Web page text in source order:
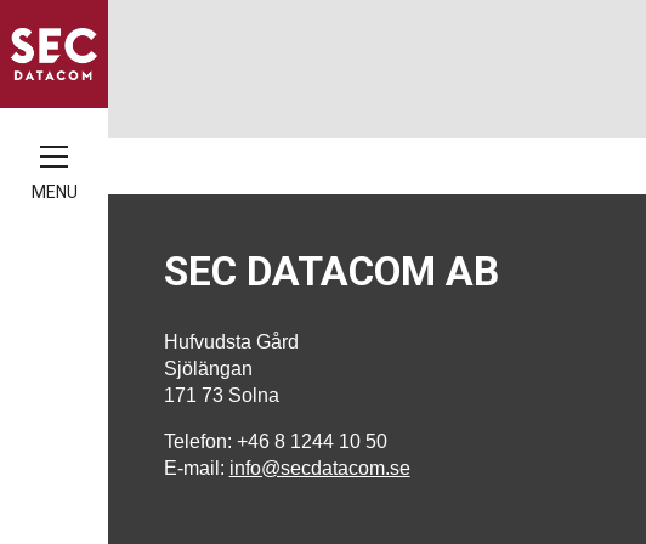
MENU
SEC DATACOM AB
Hufvudsta Gård
Sjölängan
171 73 Solna
Telefon: +46 8 1244 10 50
E-mail: info@secdatacom.se